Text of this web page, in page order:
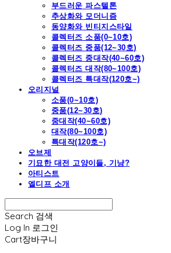
부드러운 파스텔톤
추상화와 모더니즘
동양화와 빈티지스타일
콜렉터즈 소품(0~10호)
콜렉터즈 중품(12~30호)
콜렉터즈 중대작(40~60호)
콜렉터즈 대작(80~100호)
콜렉터즈 특대작(120호~)
오리지널
소품(0~10호)
중품(12~30호)
중대작(40~60호)
대작(80~100호)
특대작(120호~)
오브제
기묘한 대전 고양이들, 기냥?
아티스트
엘디프 소개
Search 검색
Log In 로그인
Cart장바구니